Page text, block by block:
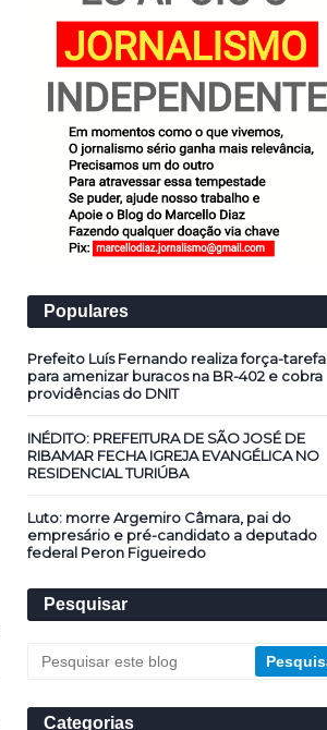
Populares
Prefeito Luís Fernando realiza força-tarefa
para amenizar buracos na BR-402 e cobra
providências do DNIT
INÉDITO: PREFEITURA DE SÃO JOSÉ DE
RIBAMAR FECHA IGREJA EVANGÉLICA NO
RESIDENCIAL TURIÚBA
Luto: morre Argemiro Câmara, pai do
empresário e pré-candidato a deputado
federal Peron Figueiredo
Pesquisar
Categorias